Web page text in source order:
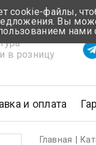
в розницу
и оплата
Главная
cookie-файлы,
Вы